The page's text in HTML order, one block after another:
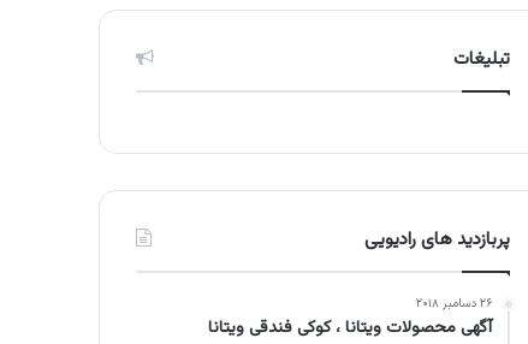
تبلیغات
پربازدید های رادیویی
۲۶ دسامبر ۲۰۱۸
آگهی محصولات ویتانا ، کوکی فندقی ویتانا